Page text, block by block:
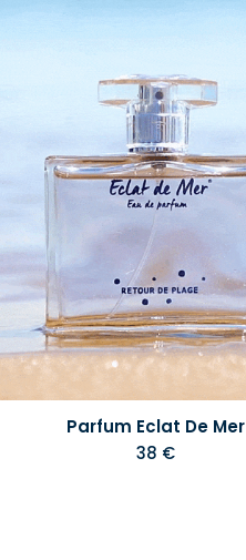
Parfum Eclat De Mer
38 €